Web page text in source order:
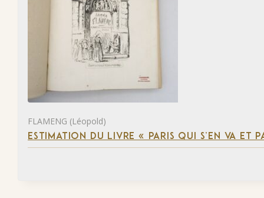
FLAMENG (Léopold)
ESTIMATION DU LIVRE « PARIS QUI S’EN VA ET